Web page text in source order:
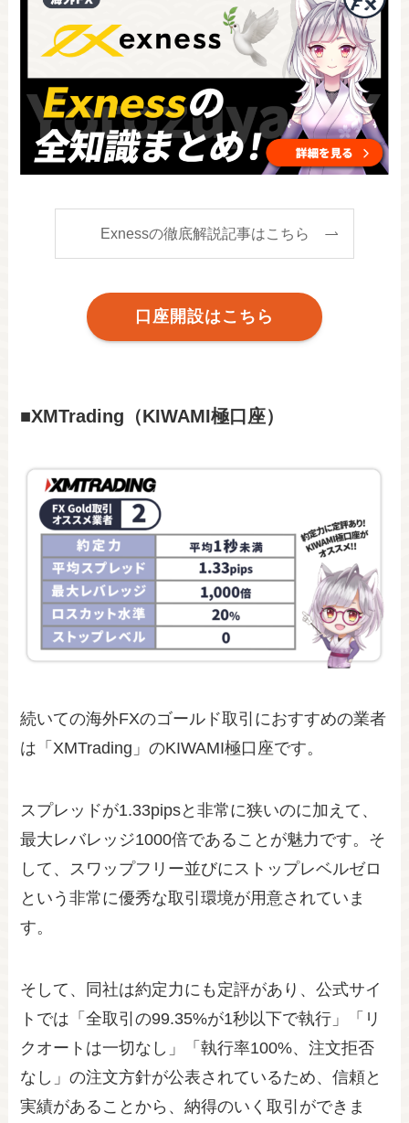
Exnessの徹底解説記事はこちら
口座開設はこちら
■XMTrading（KIWAMI極口座）
続いての海外FXのゴールド取引におすすめの業者
は「XMTrading」のKIWAMI極口座です。
スプレッドが1.33pipsと非常に狭いのに加えて、
最大レバレッジ1000倍であることが魅力です。そ
して、スワップフリー並びにストップレベルゼロ
という非常に優秀な取引環境が用意されていま
す。
そして、同社は約定力にも定評があり、公式サイ
トでは「全取引の99.35%が1秒以下で執行」「リ
クオートは一切なし」「執行率100%、注文拒否
なし」の注文方針が公表されているため、信頼と
実績があることから、納得のいく取引ができま